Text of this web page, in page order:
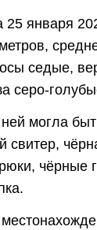
25 января
седые,
серо-
могла
свитер,
чёрные